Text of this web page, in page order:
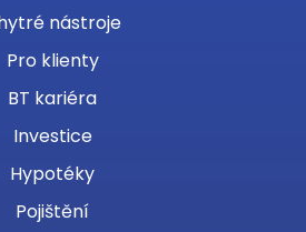
nástroje
Pro klienty
BT kariéra
Investice
Hypotéky
Pojištění